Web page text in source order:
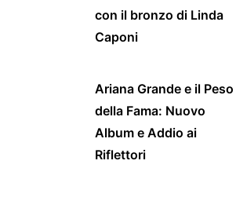
con il bronzo di Linda
Caponi
Ariana Grande e il Peso
della Fama: Nuovo
Album e Addio ai
Riflettori